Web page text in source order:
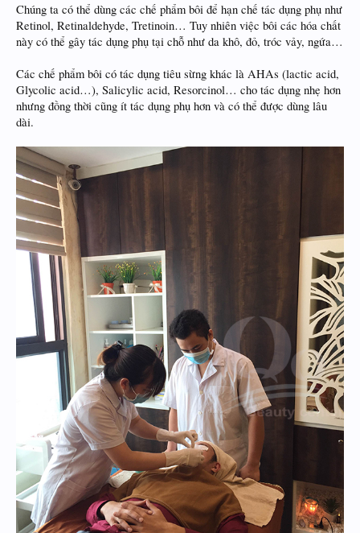
bệnh này vì nó rất mất thẩm mỹ.
Chúng ta có thể dùng các chế phẩm bôi để hạn chế tác dụng phụ như
Retinol, Retinaldehyde, Tretinoin… Tuy nhiên việc bôi các hóa chất
này có thể gây tác dụng phụ tại chỗ như da khô, đỏ, tróc vảy, ngứa…
Các chế phẩm bôi có tác dụng tiêu sừng khác là AHAs (lactic acid,
Glycolic acid…), Salicylic acid, Resorcinol… cho tác dụng nhẹ hơn
nhưng đồng thời cũng ít tác dụng phụ hơn và có thể được dùng lâu
dài.